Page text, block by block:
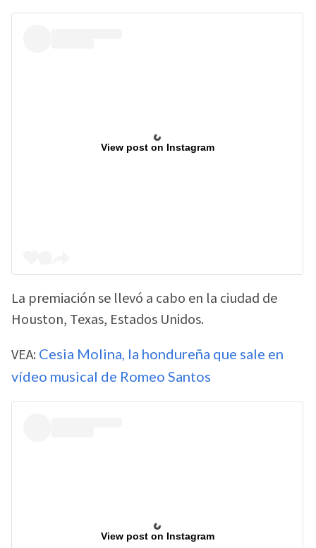
View post on Instagram
La premiación se llevó a cabo en la ciudad de
Houston, Texas, Estados Unidos.
VEA: Cesia Molina, la hondureña que sale en
vídeo musical de Romeo Santos
View post on Instagram